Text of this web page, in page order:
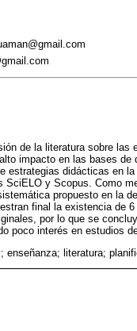
de la literatura sobre
impacto en las bases
didácticas en
y Scopus. Como
propuesto en la
final la existencia de
por lo que se
poco interés en estudios
enseñanza; literatura;